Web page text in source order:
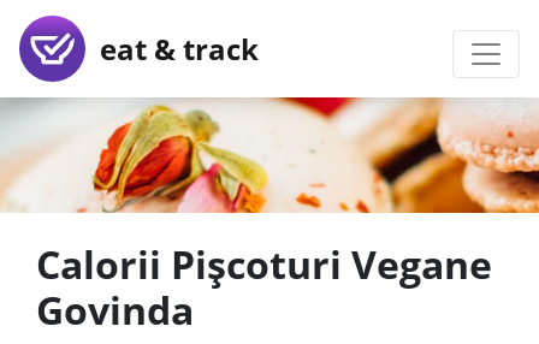
eat & track
Calorii Pișcoturi Vegane
Govinda